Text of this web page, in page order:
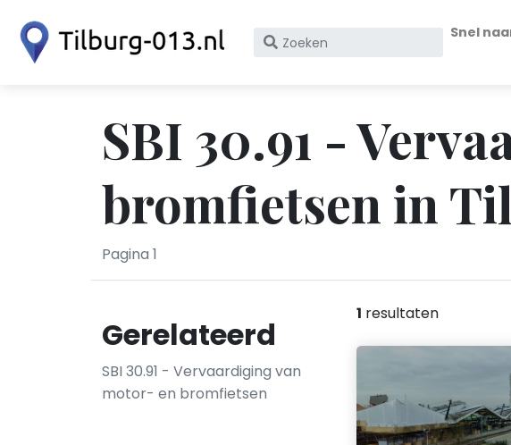
Zoek
KvK
nummer
Snel
SBI 30.91 -
bromfietsen in
Pagina 1
Gerelateerd
SBI 30.91 - Vervaardiging van
motor- en bromfietsen
1 resultaten